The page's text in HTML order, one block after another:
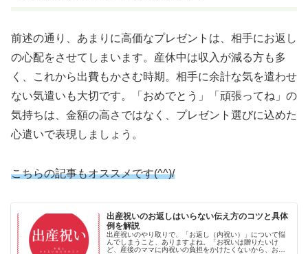
前述の通り、あまりに高価なプレゼントは、相手にお返し
の心配をさせてしまいます。産休中は収入が減る方も多
く、これから出費もかさむ時期。相手に余計な気を遣わせ
ない気遣いも大切です。「おめでとう」「頑張ってね」の
気持ちは、金額の高さではなく、プレゼント選びに込めた
心遣いで表現しましょう。
こちらの記事もオススメです(^^)/
出産祝いのお返しはいらない伝え方のコツと具体
例を解説
出産祝いのやり取りで、「お返し（内祝い）」について悩
んでしまうこと、ありますよね。「お祝いは贈りたいけ
ど、産後のママに内祝いの負担をかけたくないから、お返